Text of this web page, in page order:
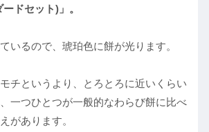
ドセット)」。
いるので、琥珀色に餅が光ります。
チというより、とろとろに近いくらい
一つひとつが一般的なわらび餅に比べ
があります。